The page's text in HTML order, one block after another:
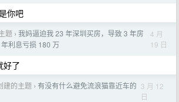
你吧
题 › 我妈逼迫我 23 年深圳买房，导致 3 年房
利息亏损 180 万
4 月
19 日
好了
建的主题 › 有没有什么避免流浪猫靠近车的 3 月 12
日